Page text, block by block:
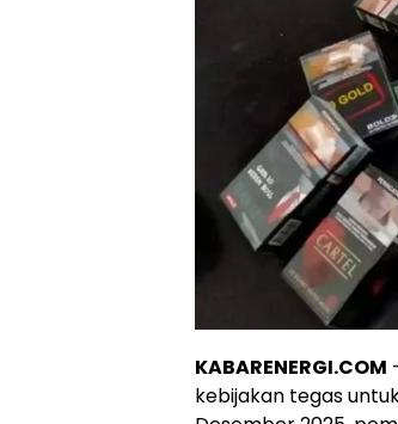
KABARENERGI.COM
kebijakan tegas